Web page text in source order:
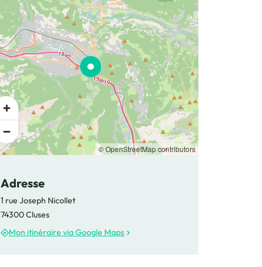
Tourisme
Tourisme
Tourisme
Tourisme
© OpenStreetMap contributors
Adresse
1 rue Joseph Nicollet
74300 Cluses
Mon itinéraire via Google Maps